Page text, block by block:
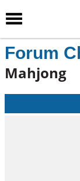
Forum
Mahjong